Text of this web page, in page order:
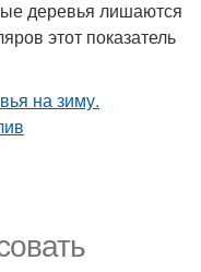
деревья лишаются
этот показатель